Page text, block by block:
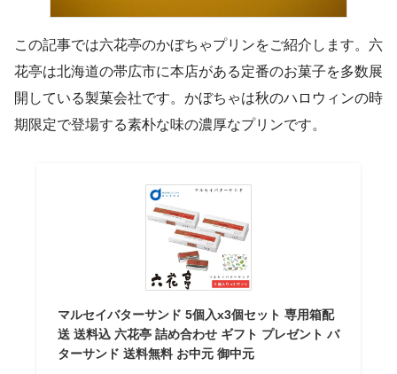
この記事では六花亭のかぼちゃプリンをご紹介します。六
花亭は北海道の帯広市に本店がある定番のお菓子を多数展
開している製菓会社です。かぼちゃは秋のハロウィンの時
期限定で登場する素朴な味の濃厚なプリンです。
マルセイバターサンド 5個入x3個セット 専用箱配
送 送料込 六花亭 詰め合わせ ギフト プレゼント バ
ターサンド 送料無料 お中元 御中元